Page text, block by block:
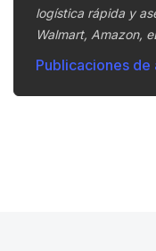
logística rápida y
Walmart, Amazon,
Publicaciones de